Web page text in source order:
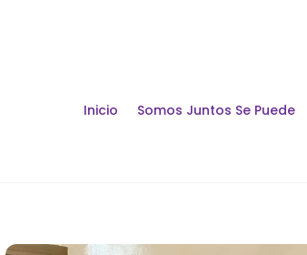
Inicio Somos Juntos Se Puede